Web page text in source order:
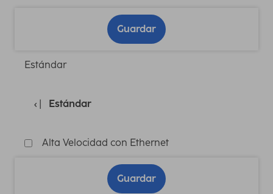
Guardar
Estándar
Estándar
Alta Velocidad con Ethernet
Guardar